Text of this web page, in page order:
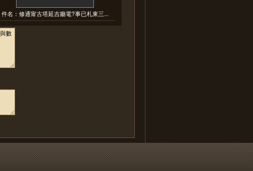
件名：修通甯古塔延吉廳電?事已札東三...